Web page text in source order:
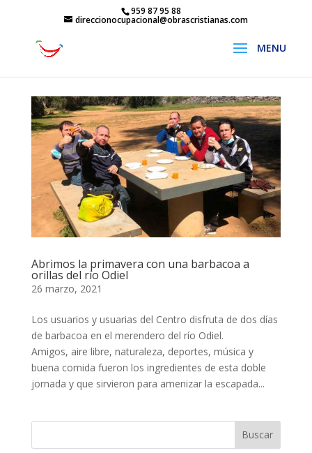
959 87 95 88
direccionocupacional@obrascristianas.com
Abrimos la primavera con una barbacoa a
orillas del río Odiel
26 marzo, 2021
Los usuarios y usuarias del Centro disfruta de dos días
de barbacoa en el merendero del río Odiel.
Amigos, aire libre, naturaleza, deportes, música y
buena comida fueron los ingredientes de esta doble
jornada y que sirvieron para amenizar la escapada...